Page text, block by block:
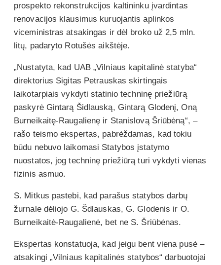
prospekto rekonstrukcijos kaltininku įvardintas
renovacijos klausimus kuruojantis aplinkos
viceministras atsakingas ir dėl broko už 2,5 mln.
litų, padaryto Rotušės aikštėje.
„Nustatyta, kad UAB „Vilniaus kapitalinė statyba“
direktorius Sigitas Petrauskas skirtingais
laikotarpiais vykdyti statinio techninę priežiūrą
paskyrė Gintarą Šidlauską, Gintarą Glodenį, Oną
Burneikaitę-Raugalienę ir Stanislovą Šriūbėną“, –
rašo teismo ekspertas, pabrėždamas, kad tokiu
būdu nebuvo laikomasi Statybos įstatymo
nuostatos, jog techninę priežiūrą turi vykdyti vienas
fizinis asmuo.
S. Mitkus pastebi, kad parašus statybos darbų
žurnale dėliojo G. Šdlauskas, G. Glodenis ir O.
Burneikaitė-Raugalienė, bet ne S. Šriūbėnas.
Ekspertas konstatuoja, kad jeigu bent viena pusė –
atsakingi „Vilniaus kapitalinės statybos“ darbuotojai